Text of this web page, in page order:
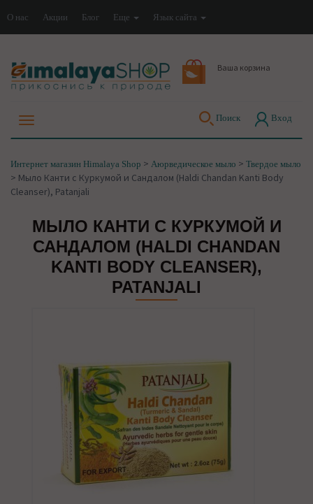
О нас Акции Блог Еще Язык сайта
Ваша корзина
Поиск Вход
Интернет магазин Himalaya Shop > Аюрведическое мыло > Твердое мыло
> Мыло Канти с Куркумой и Сандалом (Haldi Chandan Kanti Body
Cleanser), Patanjali
МЫЛО КАНТИ С КУРКУМОЙ И
САНДАЛОМ (HALDI CHANDAN
KANTI BODY CLEANSER),
PATANJALI